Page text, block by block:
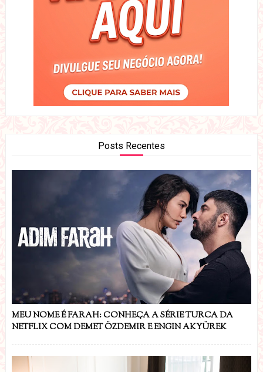
Posts Recentes
MEU NOME É FARAH: CONHEÇA A SÉRIE TURCA DA
NETFLIX COM DEMET ÖZDEMIR E ENGIN AKYÜREK